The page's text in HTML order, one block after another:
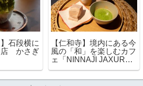
都の朝活
を！
【伏見稲荷】朝活で覚え
ておきたいお庭の見える
カフェ cafe ゆるり